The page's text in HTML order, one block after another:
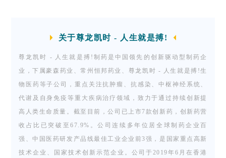
DFS，次
要终点为
研究者评
估的
关于尊龙凯时 - 人生就是搏!
尊龙凯时 - 人生就是搏!制药是中国领先的创新驱动型制药企
业，下属豪森药业、常州恒邦药业、尊龙凯时 - 人生就是搏!生
物医药等子公司，重点关注抗肿瘤、抗感染、中枢神经系统、
代谢及自身免疫等重大疾病治疗领域，致力于通过持续创新提
高人类生命质量。截至目前，公司已上市7款创新药，创新药营
收占比已突破至67.9%。公司连续多年位居全球制药企业百
强、中国医药研发产品线最佳工业企业前3强，是国家重点高新
技术企业、国家技术创新示范企业。公司于2019年6月在香港